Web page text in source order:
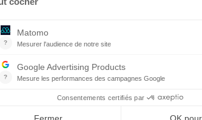
(…) des
par
adaptée à la situation.